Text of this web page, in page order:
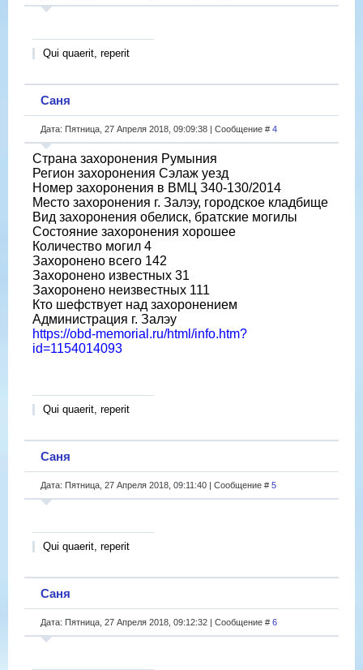
Qui quaerit, reperit
Саня
Дата: Пятница, 27 Апреля 2018, 09:09:38 | Сообщение # 4
Страна захоронения Румыния
Регион захоронения Сэлаж уезд
Номер захоронения в ВМЦ З40-130/2014
Место захоронения г. Залэу, городское кладбище
Вид захоронения обелиск, братские могилы
Состояние захоронения хорошее
Количество могил 4
Захоронено всего 142
Захоронено известных 31
Захоронено неизвестных 111
Кто шефствует над захоронением
Администрация г. Залэу
https://obd-memorial.ru/html/info.htm?
id=1154014093
Qui quaerit, reperit
Саня
Дата: Пятница, 27 Апреля 2018, 09:11:40 | Сообщение # 5
Qui quaerit, reperit
Саня
Дата: Пятница, 27 Апреля 2018, 09:12:32 | Сообщение # 6